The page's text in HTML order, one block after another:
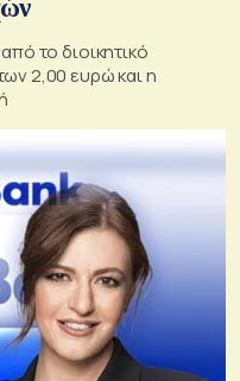
το διοικητικό
2,00 ευρώ και η